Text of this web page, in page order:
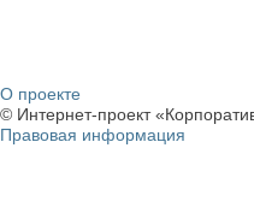
О проекте
© Интернет-проект
Правовая информация